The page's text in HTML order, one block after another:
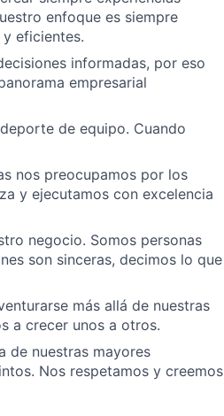
enfoque es siempre
eficientes.
informadas, por eso
empresarial
de equipo. Cuando
nos preocupamos por los
y ejecutamos con excelencia
negocio. Somos personas
son sinceras, decimos lo que
más allá de nuestras
a crecer unos a otros.
de nuestras mayores
Nos respetamos y creemos